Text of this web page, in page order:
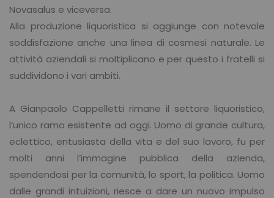
Novasalus e viceversa.
Alla produzione liquoristica si aggiunge con notevole
soddisfazione anche una linea di cosmesi naturale. Le
attività aziendali si moltiplicano e per questo i fratelli si
suddividono i vari ambiti.
A Gianpaolo Cappelletti rimane il settore liquoristico,
l’unico ramo esistente ad oggi. Uomo di grande cultura,
eclettico, entusiasta della vita e del suo lavoro, fu per
molti anni l’immagine pubblica della azienda,
spendendosi per la comunità, lo sport, la politica. Uomo
dalle grandi intuizioni, riesce a dare un nuovo impulso